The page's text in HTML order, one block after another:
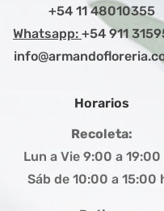
+54 11 48010355
Whatsapp: +54 911
Horarios
Recoleta:
Lun a Vie 9:00 a 19:00
Sáb de 10:00 a 15:00